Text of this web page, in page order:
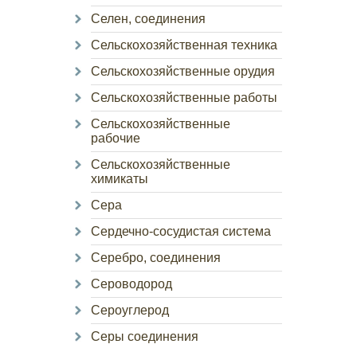
Селен, соединения
Сельскохозяйственная техника
Сельскохозяйственные орудия
Сельскохозяйственные работы
Сельскохозяйственные
рабочие
Сельскохозяйственные
химикаты
Сера
Сердечно-сосудистая система
Серебро, соединения
Сероводород
Сероуглерод
Серы соединения